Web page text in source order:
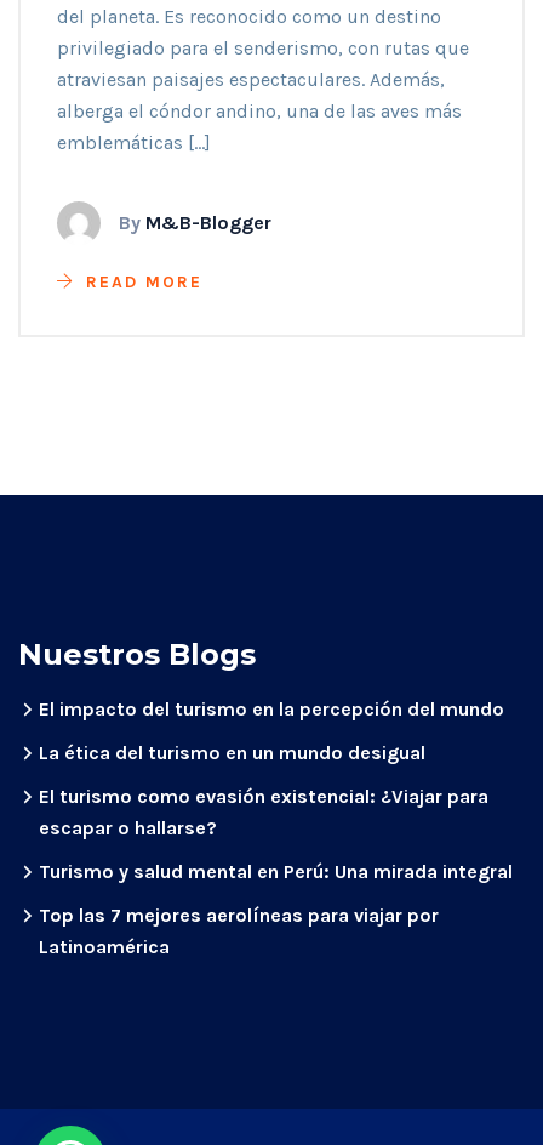
del planeta. Es reconocido como un destino
privilegiado para el senderismo, con rutas que
atraviesan paisajes espectaculares. Además,
alberga el cóndor andino, una de las aves más
emblemáticas […]
By M&B-Blogger
READ MORE
Nuestros Blogs
El impacto del turismo en la percepción del mundo
La ética del turismo en un mundo desigual
El turismo como evasión existencial: ¿Viajar para
escapar o hallarse?
Turismo y salud mental en Perú: Una mirada integral
Top las 7 mejores aerolíneas para viajar por
Latinoamérica